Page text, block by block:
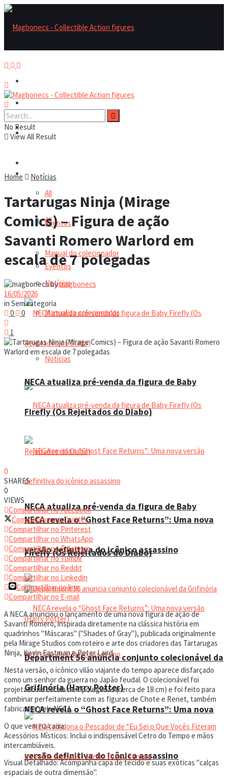
Reviews
Notícias
All
Eventos
Manual do colecionador
Notícias
NECA atualiza pré-venda da figura de Baby
Firefly (Os Rejeitados do Diabo)
NECA revela o “Ghost Face Returns”: Uma nova
versão definitiva do icônico assassino
Reviews
All
Eventos
Manual do colecionador
Notícias
NECA atualiza pré-venda da figura de Baby
Firefly (Os Rejeitados do Diabo)
NECA revela o “Ghost Face Returns”: Uma nova
versão definitiva do icônico assassino
Department 56 anuncia conjunto colecionável da
Grifinória (Harry Potter)
No Result
View All Result
Home Notícias
Tartarugas Ninja (Mirage
Comics) – Figura de ação
Savanti Romero Warlord em
escala de 7 polegadas
bymagbonecs
16/05/2026
in Sem categoria
0
0
1
0
SHARES
0
VIEWS
Compartilhar no Facebook
Compartilhar no Twitter
Compartilhar no Pinterest
Compartilhar no WhatsApp
Compartilhar no Telegram
Compartilhar no Tumblr
Compartilhar no Reddit
Compartilhar no Linkedin
Compartilhar no line
Compartilhar no E-mail
A NECA anunciou o lançamento de uma nova figura de ação de
Savanti Romero, inspirada diretamente na clássica história em
quadrinhos "Máscaras" ("Shades of Gray"), publicada originalmente
pela Mirage Studios com roteiro e arte dos criadores das Tartarugas
Ninja, Kevin Eastman e Peter Laird.
Nesta versão, o icônico vilão viajante do tempo aparece disfarçado
como um senhor da guerra no Japão feudal. O colecionável foi
projetado na escala de 7 polegadas (cerca de 18 cm) e foi feito para
combinar perfeitamente com as figuras de Chote e Renet, também
fabricadas pela NECA.
O que vem na caixa:
Acessórios Místicos: Inclui o indispensável Cetro do Tempo e mãos
intercambiáveis.
Visual Detalhado: Acompanha capa de tecido e suas exóticas "calças
espaciais de outra dimensão".